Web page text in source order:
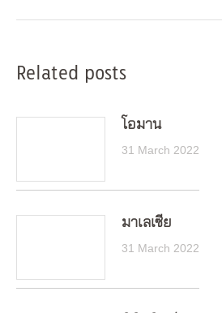
Related posts
โอมาน
31 March 2022
มาเลเซีย
31 March 2022